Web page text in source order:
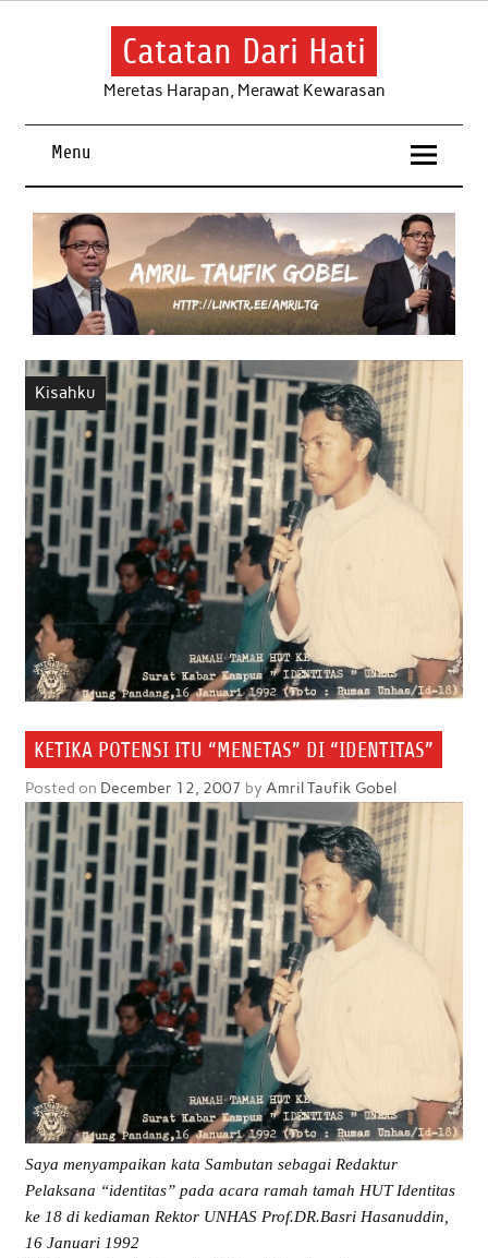
Skip
Catatan Dari Hati
Meretas Harapan, Merawat Kewarasan
Menu
Kisahku
KETIKA POTENSI ITU “MENETAS” DI “IDENTITAS”
Posted on December 12, 2007 by Amril Taufik Gobel
Saya menyampaikan kata Sambutan sebagai Redaktur
Pelaksana “identitas” pada acara ramah tamah HUT Identitas
ke 18 di kediaman Rektor UNHAS Prof.DR.Basri Hasanuddin,
16 Januari 1992